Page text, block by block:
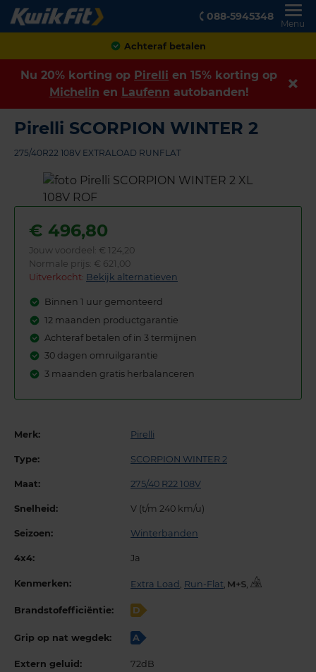
088-5945348
Menu
Achteraf betalen
Nu 20% korting op Pirelli en 15% korting op
Michelin en Laufenn autobanden!
Pirelli SCORPION WINTER 2
275/40R22 108V EXTRALOAD RUNFLAT
€ 496,80
Jouw voordeel: € 124,20
Normale prijs: € 621,00
Uitverkocht: Bekijk alternatieven
Binnen 1 uur gemonteerd
12 maanden productgarantie
Achteraf betalen of in 3 termijnen
30 dagen omruilgarantie
3 maanden gratis herbalanceren
Merk: Pirelli
Type: SCORPION WINTER 2
Maat: 275/40 R22 108V
Snelheid: V (t/m 240 km/u)
Seizoen: Winterbanden
4x4: Ja
Kenmerken: Extra Load , Run-Flat, ,
Brandstofefficiëntie: D
Grip op nat wegdek: A
Extern geluid: 72dB